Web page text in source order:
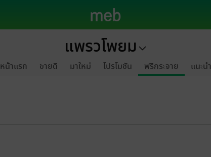
แพรวโพยม
หน้าแรก ขายดี มาใหม่ โปรโมชัน ฟรีกระจาย แนะนำ